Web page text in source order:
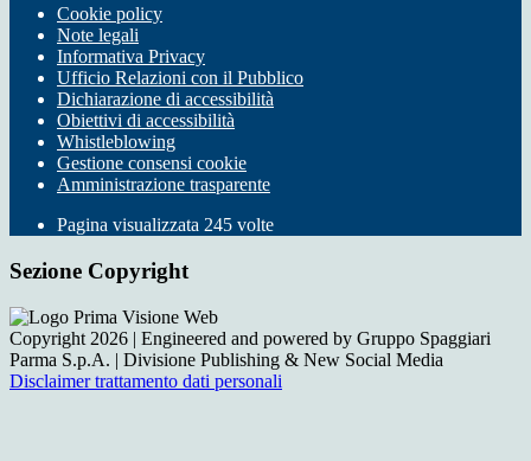
Cookie policy
Note legali
Informativa Privacy
Ufficio Relazioni con il Pubblico
Dichiarazione di accessibilità
Obiettivi di accessibilità
Whistleblowing
Gestione consensi cookie
Amministrazione trasparente
Pagina visualizzata 245 volte
Sezione Copyright
Copyright 2026 | Engineered and powered by Gruppo Spaggiari
Parma S.p.A. | Divisione Publishing & New Social Media
Disclaimer trattamento dati personali